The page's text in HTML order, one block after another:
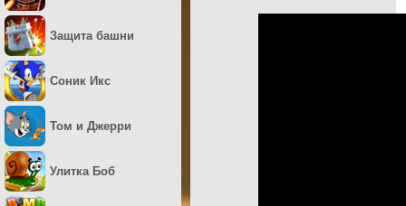
Защита башни
Соник Икс
Том и Джерри
Улитка Боб